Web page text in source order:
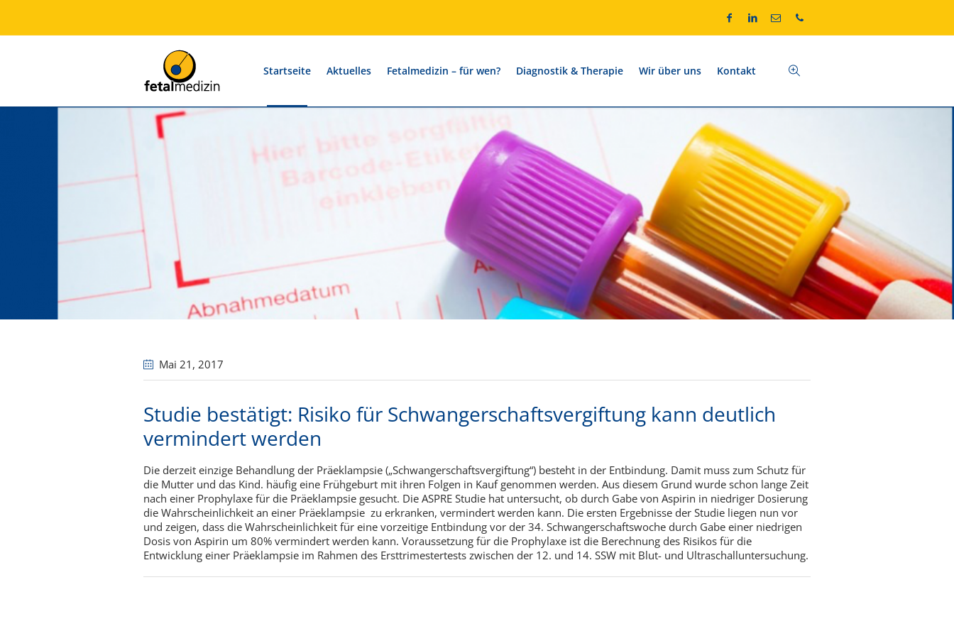
Startseite Aktuelles Fetalmedizin – für wen? Diagnostik & Therapie Wir über uns Kontakt
Mai 21 , 2017
Studie bestätigt: Risiko für Schwangerschaftsvergiftung kann deutlich
vermindert werden
Die derzeit einzige Behandlung der Präeklampsie („Schwangerschaftsvergiftung“) besteht in der Entbindung. Damit muss zum Schutz für
die Mutter und das Kind. häufig eine Frühgeburt mit ihren Folgen in Kauf genommen werden. Aus diesem Grund wurde schon lange Zeit
nach einer Prophylaxe für die Präeklampsie gesucht. Die ASPRE Studie hat untersucht, ob durch Gabe von Aspirin in niedriger Dosierung
die Wahrscheinlichkeit an einer Präeklampsie zu erkranken, vermindert werden kann. Die ersten Ergebnisse der Studie liegen nun vor
und zeigen, dass die Wahrscheinlichkeit für eine vorzeitige Entbindung vor der 34. Schwangerschaftswoche durch Gabe einer niedrigen
Dosis von Aspirin um 80% vermindert werden kann. Voraussetzung für die Prophylaxe ist die Berechnung des Risikos für die
Entwicklung einer Präeklampsie im Rahmen des Ersttrimestertests zwischen der 12. und 14. SSW mit Blut- und Ultraschalluntersuchung.